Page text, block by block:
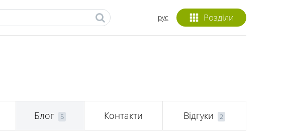
Розділи
рус
Блог 5 Контакти Відгуки 2